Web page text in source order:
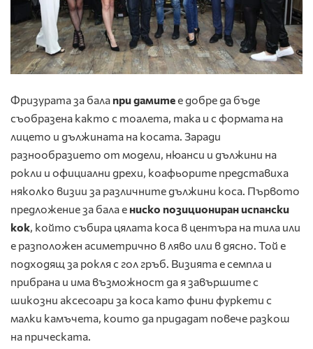
Фризурата за бала при дамитее добре да бъде
съобразена както с тоалета, така и с формата на
лицето и дължината на косата. Заради
разнообразието от модели, нюанси и дължини на
рокли и официални дрехи, коафьорите представиха
няколко визии за различните дължини коса. Първото
предложение за бала е ниско позициониран испански
кок, който събира цялата коса в центъра на тила или
e разположен асиметрично в ляво или в дясно. Той е
подходящ за рокля с гол гръб. Визията е семпла и
прибрана и има възможност да я завършите с
шикозни аксесоари за коса като фини фуркети с
малки камъчета, които да придадат повече разкош
на прическата.